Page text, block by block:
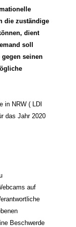
die zuständige
dient
soll
gegen seinen
in NRW ( LDI
das Jahr 2020
auf
Beschwerde